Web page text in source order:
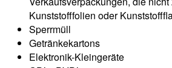
Kunststofffolien oder
Sperrmüll
Getränkekartons
Elektronik-Kleingeräte